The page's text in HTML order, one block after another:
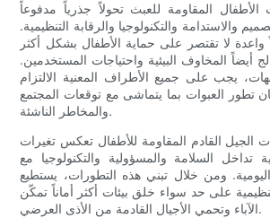
الأطفال المقاومة للعبث تحولاً جذرياً مدفوعاً
والاستدامة والتكنولوجيا والرقابة التنظيمية.
لا تقتصر على حماية الأطفال بشكل أكثر
أيضاً المخاوف البيئية واحتياجات المستخدمين.
يجب على جميع الأطراف المعنية الالتزام
تطور العبوات بما يتماشى مع توقعات المجتمع
والمخاطر الناشئة.
الجيل القادم المقاومة للأطفال تعكس تغيرات
السلامة والمسؤولية والتكنولوجيا مع
اليومية. ومن خلال تبني هذه التطورات، يستطيع
على حد سواء خلق بيئات أكثر أماناً تمكّن
الآباء وتحمي الأجيال القادمة من الأذى العرضي.